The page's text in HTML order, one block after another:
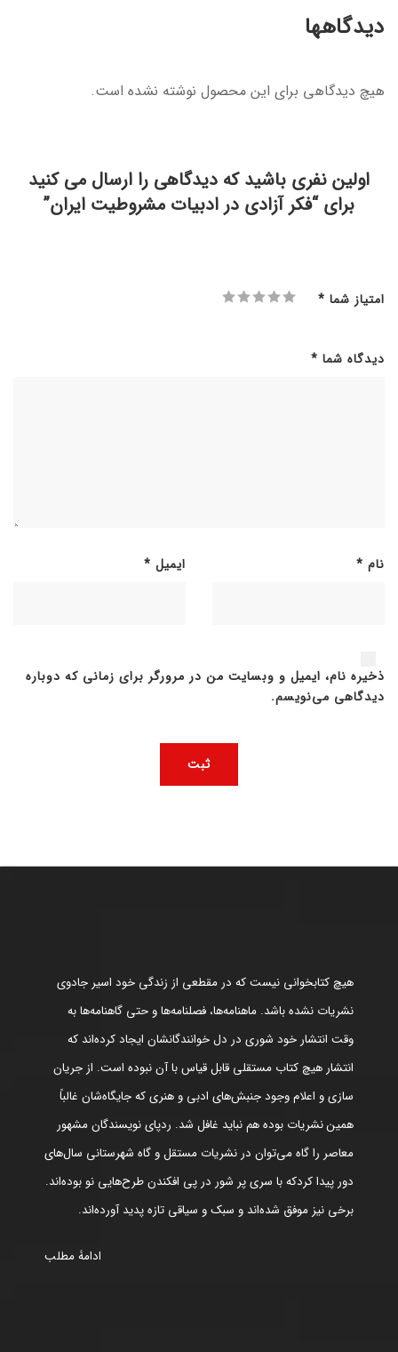
دیدگاهها
هیچ دیدگاهی برای این محصول نوشته نشده است.
اولین نفری باشید که دیدگاهی را ارسال می کنید
برای “فکر آزادی در ادبیات مشروطیت ایران”
امتیاز شما *
دیدگاه شما *
نام * ایمیل *
ذخیره نام، ایمیل و وبسایت من در مرورگر برای زمانی که دوباره
دیدگاهی می‌نویسم.
هیچ کتابخوانی نیست که در مقطعی از زندگی خود اسیر جادوی
نشریات نشده باشد. ماهنامه‌ها، فصلنامه‌ها و حتی گاهنامه‌ها به
وقت انتشار خود شوری در دل خوانندگانشان ایجاد کرده‌اند که
انتشار هیچ کتاب مستقلی قابل قیاس با آن نبوده است. از جریان
سازی و اعلام وجود جنبش‌های ادبی و هنری که جایگاه‌شان غالباً
همین نشریات بوده هم نباید غافل شد. ردپای نویسندگان مشهور
معاصر را گاه می‌توان در نشریات مستقل و گاه شهرستانی سال‌های
دور پیدا کردکه با سری پر شور در پی افکندن طرح‌هایی نو بوده‌اند.
برخی نیز موفق شده‌اند و سبک و سیاقی تازه پدید آورده‌اند.
ادامۀ مطلب